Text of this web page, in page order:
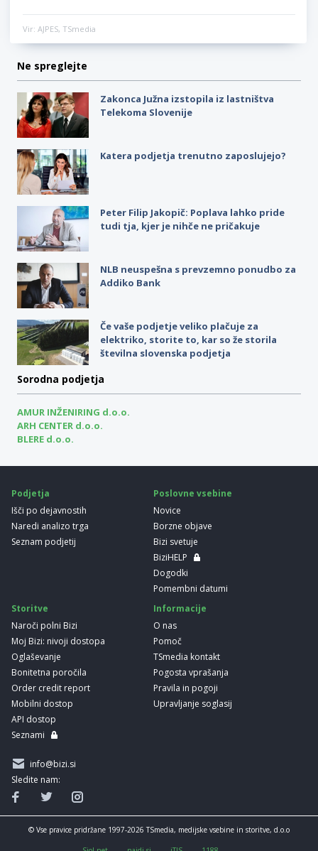
Vir: AJPES, TSmedia
Ne spreglejte
Zakonca Južna izstopila iz lastništva
Telekoma Slovenije
Katera podjetja trenutno zaposlujejo?
Peter Filip Jakopič: Poplava lahko pride
tudi tja, kjer je nihče ne pričakuje
NLB neuspešna s prevzemno ponudbo za
Addiko Bank
Če vaše podjetje veliko plačuje za
elektriko, storite to, kar so že storila
številna slovenska podjetja
Sorodna podjetja
AMUR INŽENIRING d.o.o.
ARH CENTER d.o.o.
BLERE d.o.o.
Podjetja
Išči po dejavnostih
Naredi analizo trga
Seznam podjetij
Poslovne vsebine
Novice
Borzne objave
Bizi svetuje
BiziHELP
Dogodki
Pomembni datumi
Storitve
Naroči polni Bizi
Moj Bizi: nivoji dostopa
Oglaševanje
Bonitetna poročila
Order credit report
Mobilni dostop
API dostop
Seznami
Informacije
O nas
Pomoč
TSmedia kontakt
Pogosta vprašanja
Pravila in pogoji
Upravljanje soglasij
info@bizi.si
Sledite nam:
© Vse pravice pridržane 1997-2026 TSmedia, medijske vsebine in storitve, d.o.o